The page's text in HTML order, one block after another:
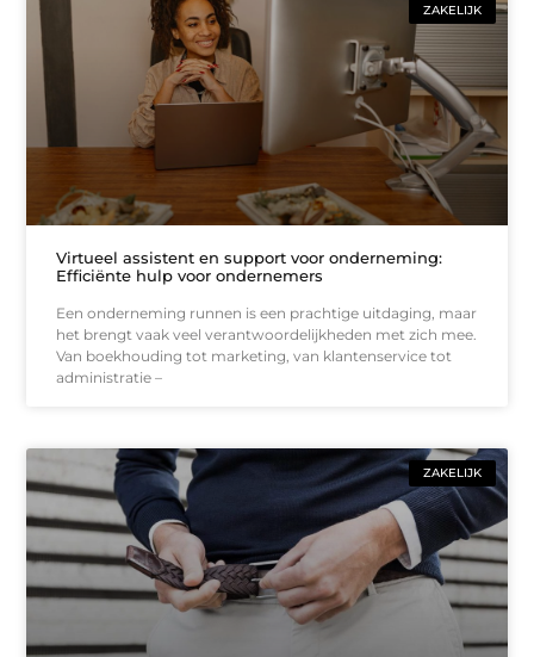
ZAKELIJK
Virtueel assistent en support voor onderneming:
Efficiënte hulp voor ondernemers
Een onderneming runnen is een prachtige uitdaging, maar
het brengt vaak veel verantwoordelijkheden met zich mee.
Van boekhouding tot marketing, van klantenservice tot
administratie –
ZAKELIJK